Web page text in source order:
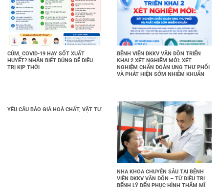
CÚM, COVID-19 HAY SỐT XUẤT
HUYẾT? NHẬN BIẾT ĐÚNG ĐỂ ĐIỀU
TRỊ KỊP THỜI
BỆNH VIỆN ĐKKV VÂN ĐỒN TRIỂN
KHAI 2 XÉT NGHIỆM MỚI: XÉT
NGHIỆM CHẨN ĐOÁN UNG THƯ PHỔI
VÀ PHÁT HIỆN SỚM NHIỄM KHUẨN
YÊU CẦU BÁO GIÁ HOÁ CHẤT, VẬT TƯ
NHA KHOA CHUYÊN SÂU TẠI BỆNH
VIỆN ĐKKV VÂN ĐỒN – TỪ ĐIỀU TRỊ
BỆNH LÝ ĐẾN PHỤC HÌNH THẨM MĨ